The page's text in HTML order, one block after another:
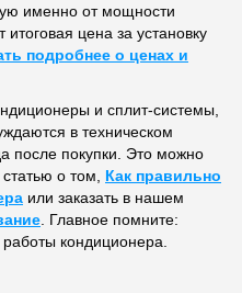
именно от мощности
итоговая цена за установку
подробнее о ценах и
и сплит-системы,
в техническом
после покупки. Это можно
о том, Как правильно
или заказать в нашем
. Главное помните:
кондиционера.